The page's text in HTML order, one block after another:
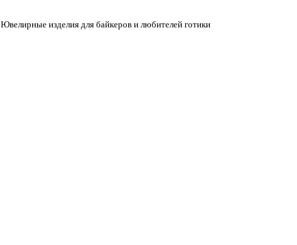
Ювелирные изделия для байкеров и любителей готики